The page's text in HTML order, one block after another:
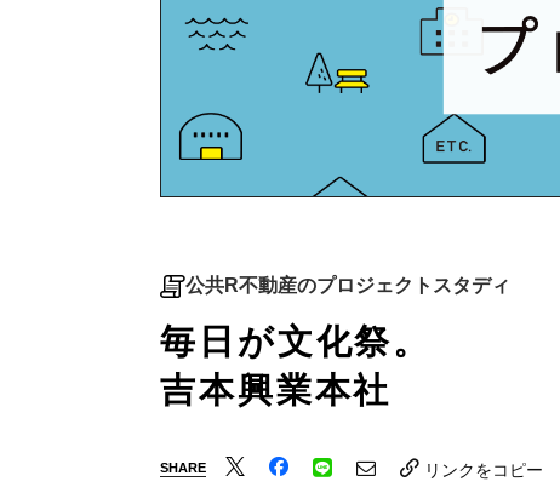
公共R不動産のプロジェクトスタディ
毎日が文化祭。
吉本興業本社
SHARE リンクをコピー